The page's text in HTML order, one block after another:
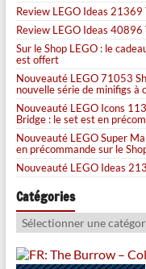
Review LEGO Ideas 21369
Review LEGO Ideas 40896
Sur le Shop LEGO : le
est offert
Nouveauté LEGO 71053
nouvelle série de minifigs à
Nouveauté LEGO Icons
Bridge : le set est en
Nouveauté LEGO Super
en précommande sur le
Nouveauté LEGO Ideas
Catégories
Catégories